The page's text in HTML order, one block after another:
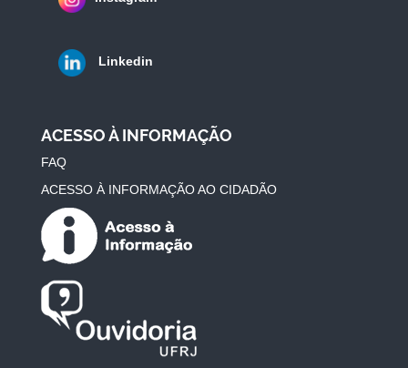
Linkedin
ACESSO À INFORMAÇÃO
FAQ
ACESSO À INFORMAÇÃO AO CIDADÃO